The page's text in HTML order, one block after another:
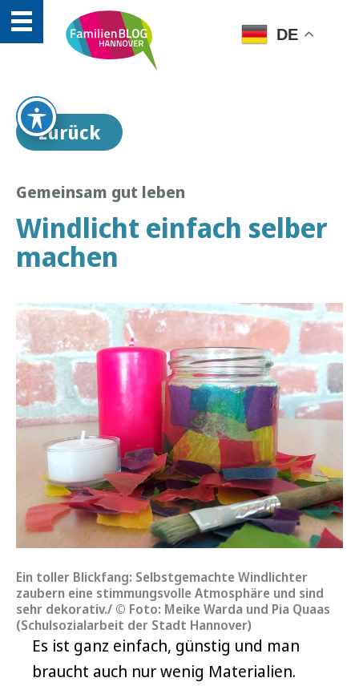
DE
zurück
Gemeinsam gut leben
Windlicht einfach selber
machen
Ein toller Blickfang: Selbstgemachte Windlichter
zaubern eine stimmungsvolle Atmosphäre und sind
sehr dekorativ./ © Foto: Meike Warda und Pia Quaas
(Schulsozialarbeit der Stadt Hannover)
Es ist ganz einfach, günstig und man
braucht auch nur wenig Materialien.